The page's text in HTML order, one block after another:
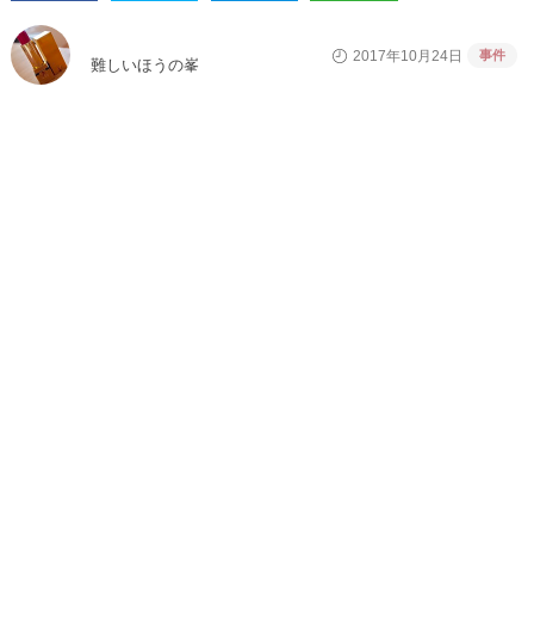
難しいほうの峯
2017年10月24日 事件